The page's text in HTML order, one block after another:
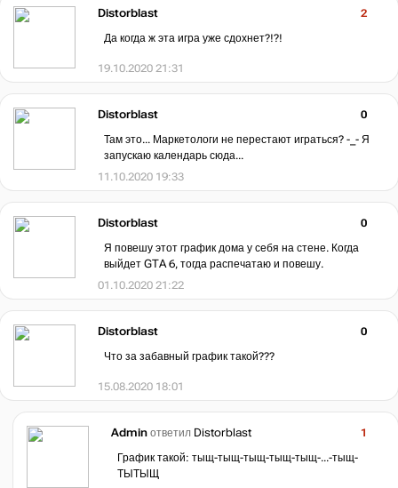
Distorblast
2
Да когда ж эта игра уже сдохнет?!?!
19.10.2020 21:31
Distorblast
0
Там это... Маркетологи не перестают играться? -_- Я
запускаю календарь сюда...
11.10.2020 19:33
Distorblast
0
Я повешу этот график дома у себя на стене. Когда
выйдет GTA 6, тогда распечатаю и повешу.
01.10.2020 21:22
Distorblast
0
Что за забавный график такой???
15.08.2020 18:01
Admin ответил Distorblast
1
График такой: тыщ-тыщ-тыщ-тыщ-тыщ-...-тыщ-
ТЫТЫЩ